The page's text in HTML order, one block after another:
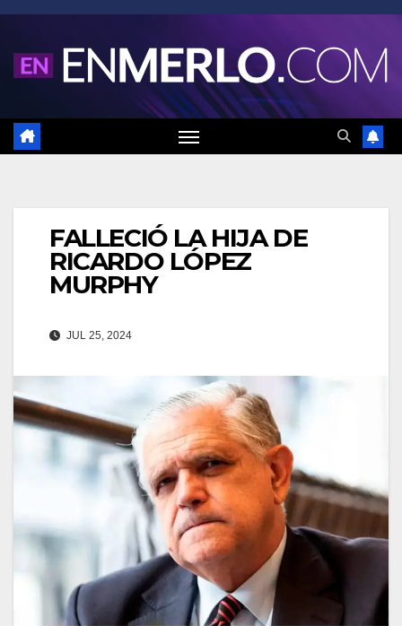
Saltar
contenido
FALLECIÓ LA HIJA DE
RICARDO LÓPEZ
MURPHY
JUL 25, 2024